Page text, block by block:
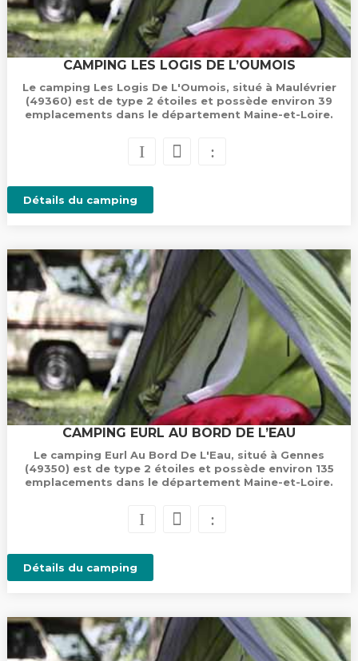
CAMPING LES LOGIS DE L’OUMOIS
Le camping Les Logis De L'Oumois, situé à Maulévrier
(49360) est de type 2 étoiles et possède environ 39
emplacements dans le département Maine-et-Loire.
Détails du camping
CAMPING EURL AU BORD DE L’EAU
Le camping Eurl Au Bord De L'Eau, situé à Gennes
(49350) est de type 2 étoiles et possède environ 135
emplacements dans le département Maine-et-Loire.
Détails du camping